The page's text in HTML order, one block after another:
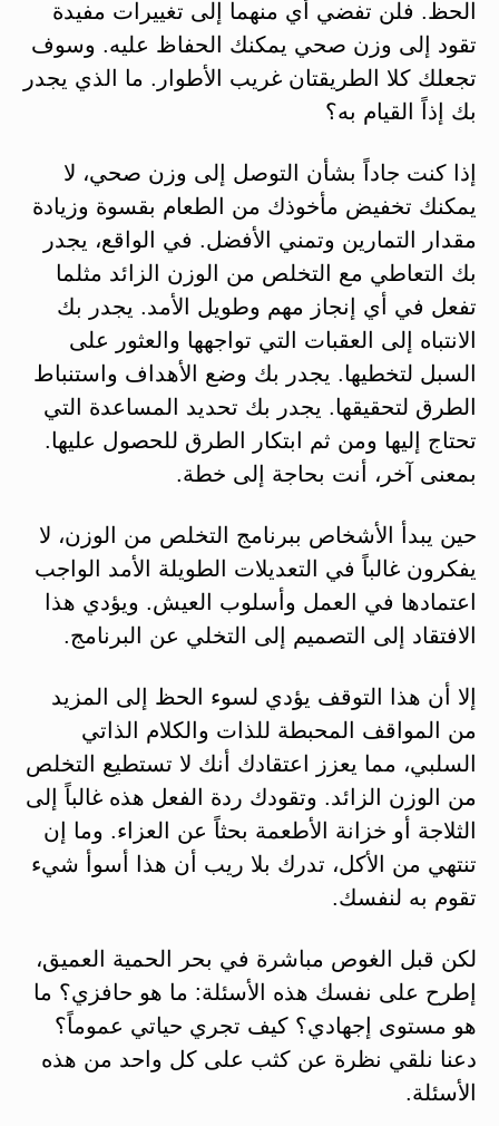
الحظ. فلن تفضي أي منهما إلى تغييرات مفيدة
تقود إلى وزن صحي يمكنك الحفاظ عليه. وسوف
تجعلك كلا الطريقتان غريب الأطوار. ما الذي يجدر
بك إذاً القيام به؟
إذا كنت جاداً بشأن التوصل إلى وزن صحي، لا
يمكنك تخفيض مأخوذك من الطعام بقسوة وزيادة
مقدار التمارين وتمني الأفضل. في الواقع، يجدر
بك التعاطي مع التخلص من الوزن الزائد مثلما
تفعل في أي إنجاز مهم وطويل الأمد. يجدر بك
الانتباه إلى العقبات التي تواجهها والعثور على
السبل لتخطيها. يجدر بك وضع الأهداف واستنباط
الطرق لتحقيقها. يجدر بك تحديد المساعدة التي
تحتاج إليها ومن ثم ابتكار الطرق للحصول عليها.
بمعنى آخر، أنت بحاجة إلى خطة.
حين يبدأ الأشخاص ببرنامج التخلص من الوزن، لا
يفكرون غالباً في التعديلات الطويلة الأمد الواجب
اعتمادها في العمل وأسلوب العيش. ويؤدي هذا
الافتقاد إلى التصميم إلى التخلي عن البرنامج.
إلا أن هذا التوقف يؤدي لسوء الحظ إلى المزيد
من المواقف المحبطة للذات والكلام الذاتي
السلبي، مما يعزز اعتقادك أنك لا تستطيع التخلص
من الوزن الزائد. وتقودك ردة الفعل هذه غالباً إلى
الثلاجة أو خزانة الأطعمة بحثاً عن العزاء. وما إن
تنتهي من الأكل، تدرك بلا ريب أن هذا أسوأ شيء
تقوم به لنفسك.
لكن قبل الغوص مباشرة في بحر الحمية العميق،
إطرح على نفسك هذه الأسئلة: ما هو حافزي؟ ما
هو مستوى إجهادي؟ كيف تجري حياتي عموماً؟
دعنا نلقي نظرة عن كثب على كل واحد من هذه
الأسئلة.